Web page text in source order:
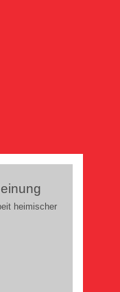
heimischer